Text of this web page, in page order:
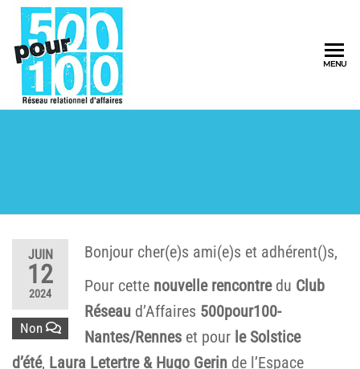
MENU
JUIN
12
2024
Non
Bonjour cher(e)s ami(e)s et adhérent()s,
Pour cette nouvelle rencontre du Club
Réseau d’Affaires 500pour100-
Nantes/Rennes et pour le Solstice
d’été, Laura Letertre & Hugo Gerin de l’Espace